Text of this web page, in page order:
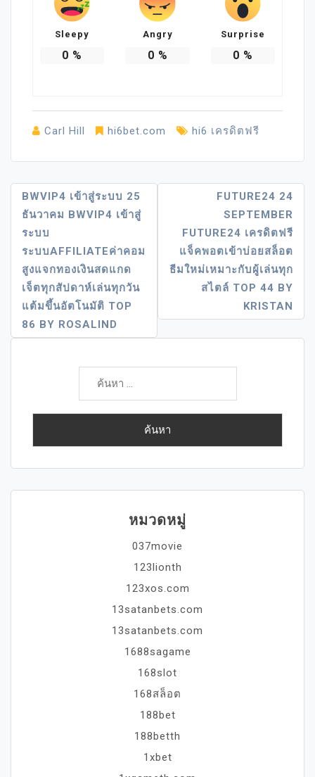
Sleepy
0 %
Angry
0 %
Surprise
0 %
Carl Hill hi6bet.com hi6 เครดิตฟรี
แนะแนว
เรื่อง
BWVIP4 เข้าสู่ระบบ 25
ธันวาคม BWVIP4 เข้าสู่
ระบบ
ระบบAFFILIATEค่าคอม
สูงแจกทองเงินสดแกด
เจ็ตทุกสัปดาห์เล่นทุกวัน
แต้มขึ้นอัตโนมัติ TOP
86 BY ROSALIND
FUTURE24 24
SEPTEMBER
FUTURE24 เครดิตฟรี
แจ็คพอตเข้าบ่อยสล็อต
ธีมใหม่เหมาะกับผู้เล่นทุก
สไตล์ TOP 44 BY
KRISTAN
ค้นหา
สำหรับ:
หมวดหมู่
037movie
123lionth
123xos.com
13satanbets.com
13satanbets.com
1688sagame
168slot
168สล็อต
188bet
188betth
1xbet